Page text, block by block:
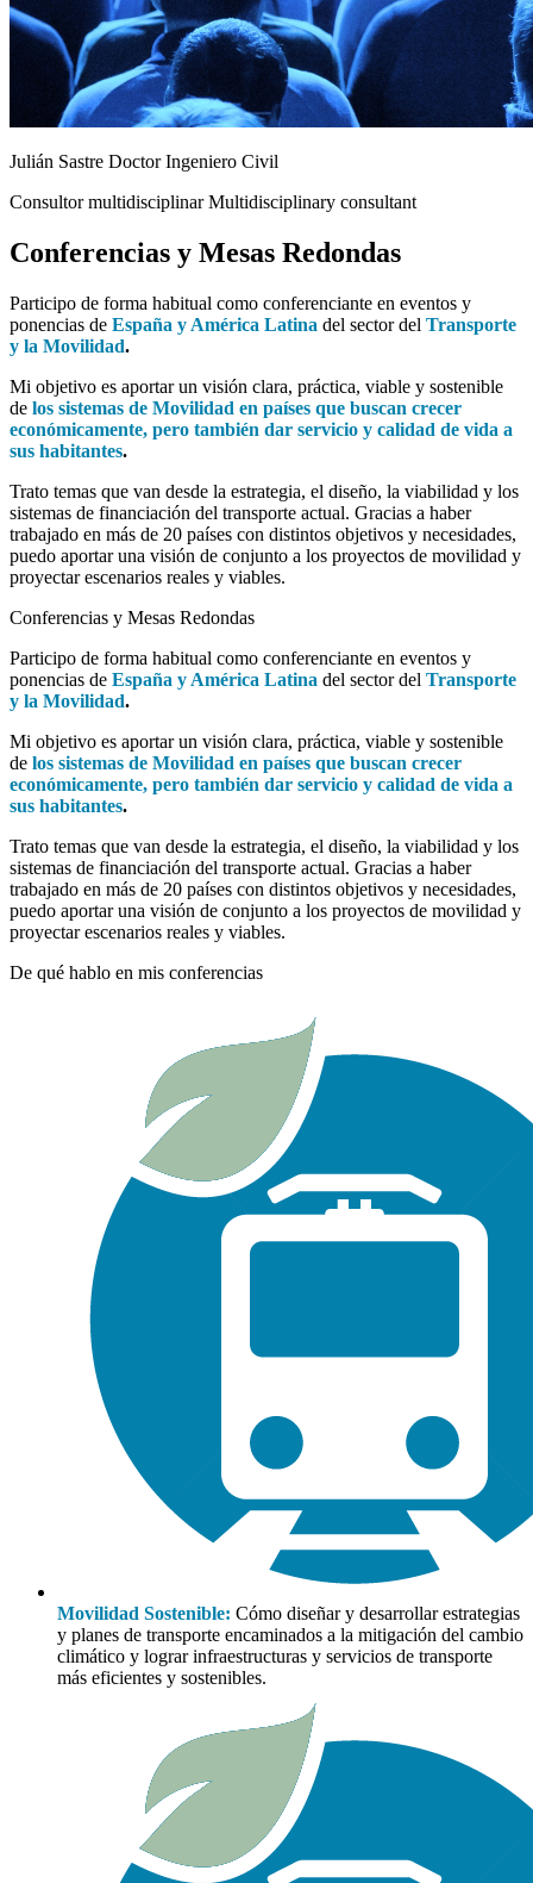
Julián Sastre Doctor Ingeniero Civil
Consultor multidisciplinar Multidisciplinary consultant
Conferencias y Mesas Redondas
Participo de forma habitual como conferenciante en eventos y
ponencias de España y América Latina del sector del Transporte
y la Movilidad.
Mi objetivo es aportar un visión clara, práctica, viable y sostenible
de los sistemas de Movilidad en países que buscan crecer
económicamente, pero también dar servicio y calidad de vida a
sus habitantes.
Trato temas que van desde la estrategia, el diseño, la viabilidad y los
sistemas de financiación del transporte actual. Gracias a haber
trabajado en más de 20 países con distintos objetivos y necesidades,
puedo aportar una visión de conjunto a los proyectos de movilidad y
proyectar escenarios reales y viables.
Conferencias y Mesas Redondas
Participo de forma habitual como conferenciante en eventos y
ponencias de España y América Latina del sector del Transporte
y la Movilidad.
Mi objetivo es aportar un visión clara, práctica, viable y sostenible
de los sistemas de Movilidad en países que buscan crecer
económicamente, pero también dar servicio y calidad de vida a
sus habitantes.
Trato temas que van desde la estrategia, el diseño, la viabilidad y los
sistemas de financiación del transporte actual. Gracias a haber
trabajado en más de 20 países con distintos objetivos y necesidades,
puedo aportar una visión de conjunto a los proyectos de movilidad y
proyectar escenarios reales y viables.
De qué hablo en mis conferencias
Movilidad Sostenible: Cómo diseñar y desarrollar estrategias
y planes de transporte encaminados a la mitigación del cambio
climático y lograr infraestructuras y servicios de transporte
más eficientes y sostenibles.